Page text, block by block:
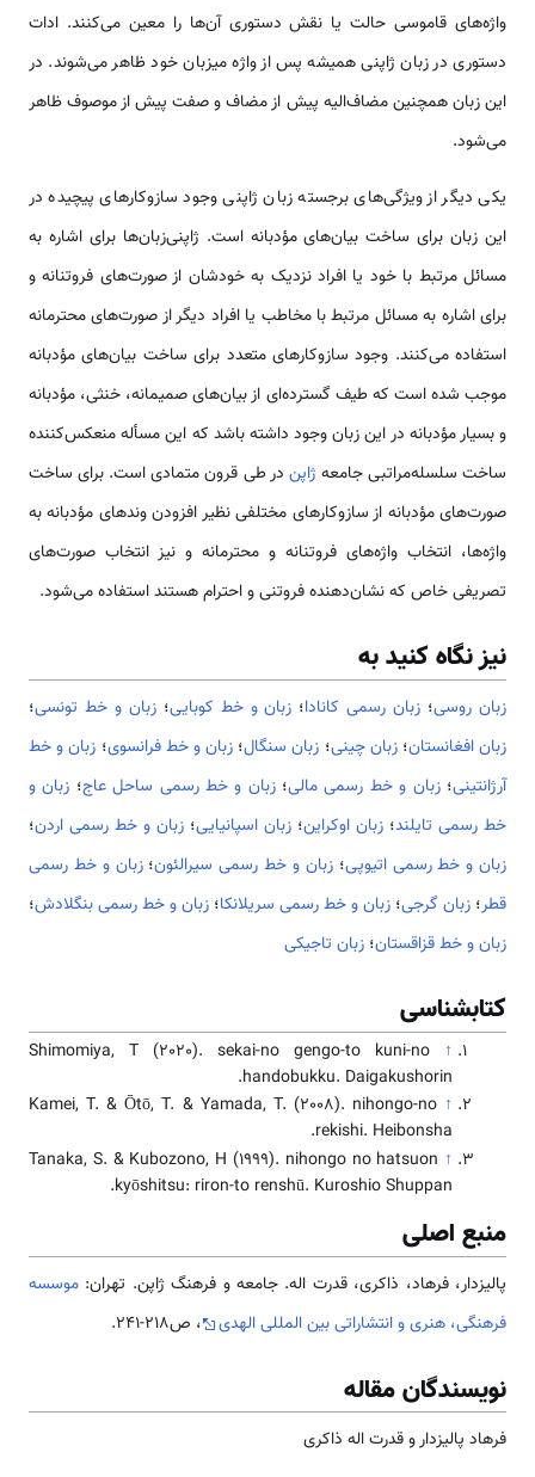
واژه‌های قاموسی حالت یا نقش دستوری آن‌ها را معین می‌کنند. ادات
دستوری در زبان ژاپنی همیشه پس از واژه میزبان خود ظاهر می‌شوند. در
این زبان همچنین مضاف‌الیه پیش از مضاف و صفت پیش از موصوف ظاهر
می‌شود.
یکی دیگر از ویژگی‌های برجسته زبان ژاپنی وجود سازوکارهای پیچیده در
این زبان برای ساخت بیان‌های مؤدبانه است. ژاپنی‌زبان‌ها برای اشاره به
مسائل مرتبط با خود یا افراد نزدیک به خودشان از صورت‌های فروتنانه و
برای اشاره به مسائل مرتبط با مخاطب یا افراد دیگر از صورت‌های محترمانه
استفاده می‌کنند. وجود سازوکارهای متعدد برای ساخت بیان‌های مؤدبانه
موجب شده است که طیف گسترده‌ای از بیان‌های صمیمانه، خنثی، مؤدبانه
و بسیار مؤدبانه در این زبان وجود داشته باشد که این مسأله منعکس‌کننده
ساخت سلسله‌مراتبی جامعه ژاپن در طی قرون متمادی است. برای ساخت
صورت‌های مؤدبانه از سازوکارهای مختلفی نظیر افزودن وندهای مؤدبانه به
واژه‌ها، انتخاب واژه‌های فروتنانه و محترمانه و نیز انتخاب صورت‌های
تصریفی خاص که نشان‌دهنده فروتنی و احترام هستند استفاده می‌شود.
نیز نگاه کنید به
زبان روسی؛ زبان رسمی کانادا؛ زبان و خط کوبایی؛زبان و خط تونسی؛
زبان افغانستان؛زبان چینی؛ زبان سنگال؛ زبان و خط فرانسوی؛ زبان و خط
آرژانتینی؛زبان و خط رسمی مالی؛زبان و خط رسمی ساحل عاج؛ زبان و
خط رسمی تایلند؛ زبان اوکراین؛ زبان اسپانیایی؛ زبان و خط رسمی اردن؛
زبان و خط رسمی اتیوپی؛زبان و خط رسمی سیرالئون؛زبان و خط رسمی
قطر؛ زبان گرجی؛ زبان و خط رسمی سریلانکا؛ زبان و خط رسمی بنگلادش؛
زبان و خط قزاقستان؛ زبان تاجیکی
کتابشناسی
↑
Shimomiya, T (2020). sekai-no gengo-to kuni-no
handobukku. Daigakushorin.
↑
Kamei, T. & Ōtō, T. & Yamada, T. (2008). nihongo-no
rekishi. Heibonsha.
↑
Tanaka, S. & Kubozono, H (1999). nihongo no hatsuon
kyōshitsu: riron-to renshū. Kuroshio Shuppan.
منبع اصلی
پالیزدار، فرهاد، ذاکری، قدرت اله. جامعه و فرهنگ ژاپن. تهران: موسسه
فرهنگی، هنری و انتشاراتی بین المللی الهدی
، ص218-241.
نویسندگان مقاله
فرهاد پالیزدار و قدرت اله ذاکری